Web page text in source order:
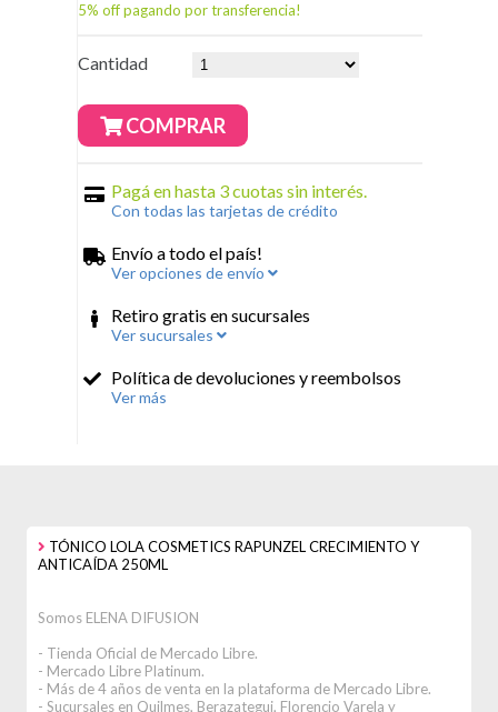
5% off pagando por transferencia!
Cantidad
COMPRAR
Pagá en hasta 3 cuotas sin interés.
Con todas las tarjetas de crédito
Envío a todo el país!
Ver opciones de envío
Retiro gratis en sucursales
Ver sucursales
Política de devoluciones y reembolsos
Ver más
TÓNICO LOLA COSMETICS RAPUNZEL CRECIMIENTO Y
ANTICAÍDA 250ML
Somos ELENA DIFUSION
- Tienda Oficial de Mercado Libre.
- Mercado Libre Platinum.
- Más de 4 años de venta en la plataforma de Mercado Libre.
- Sucursales en Quilmes, Berazategui, Florencio Varela y